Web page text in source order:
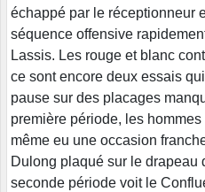
échappé par le réceptionneur
séquence offensive
Lassis. Les rouge et blanc
ce sont encore deux essais
pause sur des placages
première période, les
même eu une occasion
Dulong plaqué sur le drapeau
seconde période voit le